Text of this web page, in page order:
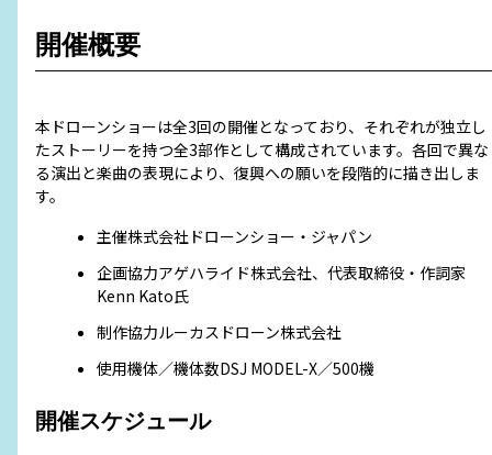
開催概要
本ドローンショーは全3回の開催となっており、それぞれが独立し
たストーリーを持つ全3部作として構成されています。各回で異な
る演出と楽曲の表現により、復興への願いを段階的に描き出しま
す。
主催株式会社ドローンショー・ジャパン
企画協力アゲハライド株式会社、代表取締役・作詞家
Kenn Kato氏
制作協力ルーカスドローン株式会社
使用機体／機体数DSJ MODEL-X／500機
開催スケジュール